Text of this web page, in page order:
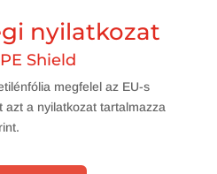
nyilatkozat
Shield
megfelel az EU-s
azt a nyilatkozat tartalmazza